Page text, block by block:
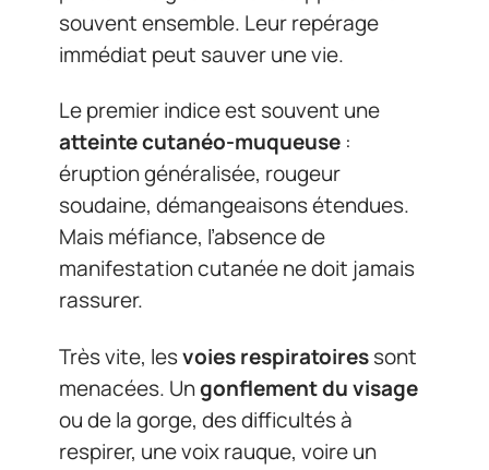
souvent ensemble. Leur repérage
immédiat peut sauver une vie.
Le premier indice est souvent une
atteinte cutanéo-muqueuse :
éruption généralisée, rougeur
soudaine, démangeaisons étendues.
Mais méfiance, l’absence de
manifestation cutanée ne doit jamais
rassurer.
Très vite, lesvoies respiratoiressont
menacées. Ungonflement du visage
ou de la gorge, des difficultés à
respirer, une voix rauque, voire un